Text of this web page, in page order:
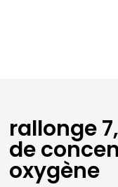
rallonge
de
oxygène